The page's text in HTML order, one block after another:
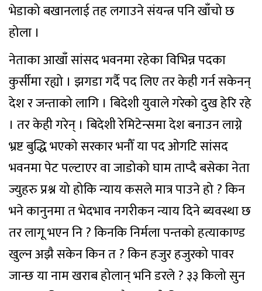
भेडाको बखानलाई तह लगाउने संयन्त्र पनि खाँचो छ
होला ।
नेताका आखाँ सांसद भवनमा रहेका विभिन्न पदका
कुर्सीमा रह्यो । झगडा गर्दै पद लिए तर केही गर्न सकेनन्
देश र जन्ताको लागि । बिदेशी युवाले गरेको दुख हेरि रहे
। तर केही गरेन् । बिदेशी रेमिटेन्समा देश बनाउन लाग्ने
भ्रष्ट बुद्धि भएको सरकार भनौँ या पद ओगटि सांसद
भवनमा पेट पल्टाएर वा जाडोको घाम ताप्दै बसेका नेता
ज्युहरु प्रश्न यो होकि न्याय कसले मात्र पाउने हो ? किन
भने कानुनमा त भेदभाव नगरीकन न्याय दिने ब्यवस्था छ
तर लागू भएन नि ? किनकि निर्मला पन्तको हत्याकाण्ड
खुल्न अझै सकेन किन त ? किन हजुर हजुरको पावर
जान्छ या नाम खराब होलान् भनि डरले ? ३३ किलो सुन